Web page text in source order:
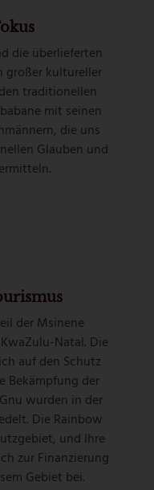
die überlieferten
großer kultureller
traditionellen
mit seinen
die uns
Glauben und
der Msinene
Natal. Die
auf den Schutz
Bekämpfung der
wurden in der
Die Rainbow
und Ihre
zur Finanzierung
Gebiet bei.